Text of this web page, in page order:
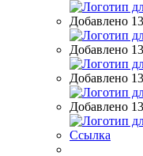
Добавлено
Добавлено
Добавлено
Добавлено
Ссылка